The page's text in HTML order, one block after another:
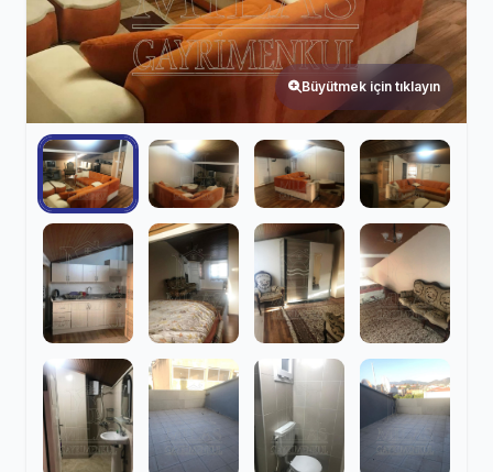
Büyütmek için tıklayın